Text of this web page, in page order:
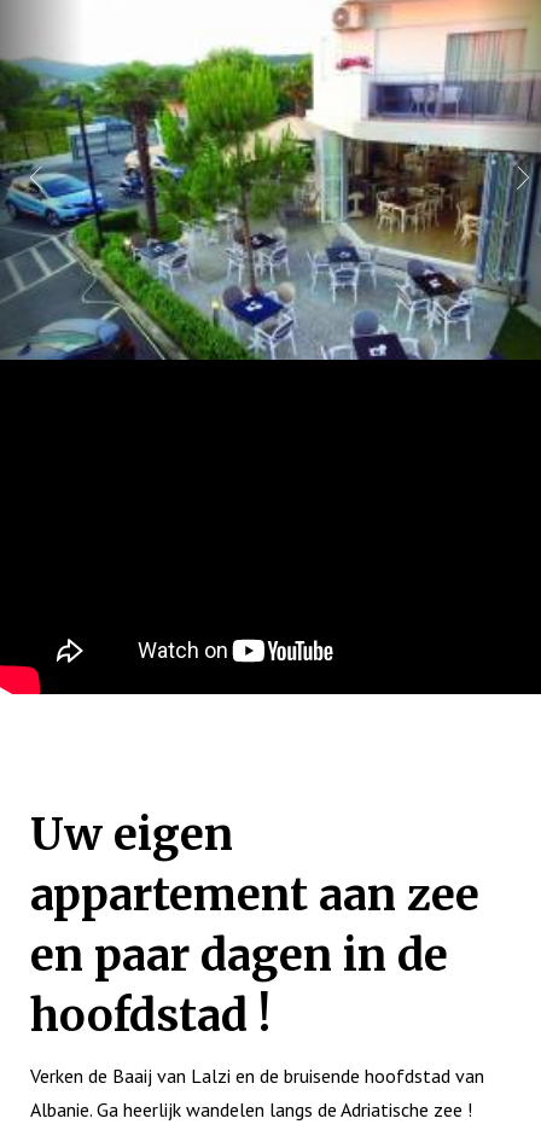
Uw eigen
appartement aan zee
en paar dagen in de
hoofdstad !
Verken de Baaij van Lalzi en de bruisende hoofdstad van
Albanie. Ga heerlijk wandelen langs de Adriatische zee !